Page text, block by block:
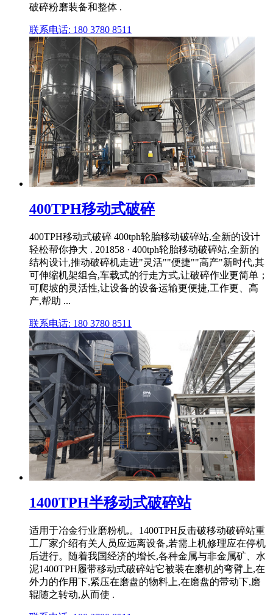
破碎粉磨装备和整体 .
联系电话: 180 3780 8511
400TPH移动式破碎
400TPH移动式破碎 400tph轮胎移动破碎站,全新的设计
轻松帮你挣大 . 201858 · 400tph轮胎移动破碎站,全新的
结构设计,推动破碎机走进"灵活""便捷""高产"新时代,其
可伸缩机架组合,车载式的行走方式,让破碎作业更简单；
可爬坡的灵活性,让设备的设备运输更便捷,工作更、高
产,帮助 ...
联系电话: 180 3780 8511
1400TPH半移动式破碎站
适用于冶金行业磨粉机,。1400TPH反击破移动破碎站重
工厂家介绍有关人员应远离设备,若需上机修理应在停机
后进行。随着我国经济的增长,各种金属与非金属矿、水
泥1400TPH履带移动式破碎站它被装在磨机的弯臂上,在
外力的作用下,紧压在磨盘的物料上,在磨盘的带动下,磨
辊随之转动,从而使 .